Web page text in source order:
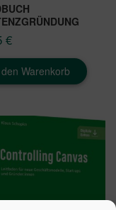
€
Warenkorb